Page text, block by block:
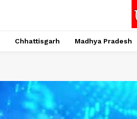
Chhattisgarh Madhya Pradesh